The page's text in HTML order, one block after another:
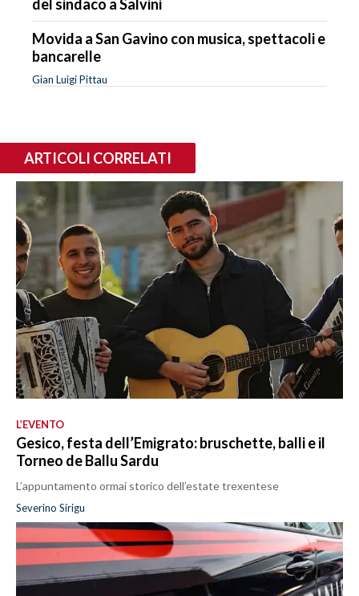
del sindaco a Salvini
Movida a San Gavino con musica, spettacoli e
bancarelle
Gian Luigi Pittau
ARTICOLI CORRELATI
L’EVENTO
Gesico, festa dell’Emigrato: bruschette, balli e il
Torneo de Ballu Sardu
L’appuntamento ormai storico dell’estate trexentese
Severino Sirigu